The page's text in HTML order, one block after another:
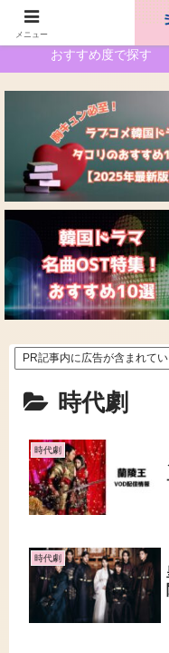
おすすめ度で探す
PR記事内に広告が含まれてい
時代劇
時代劇
時代劇
メニュー